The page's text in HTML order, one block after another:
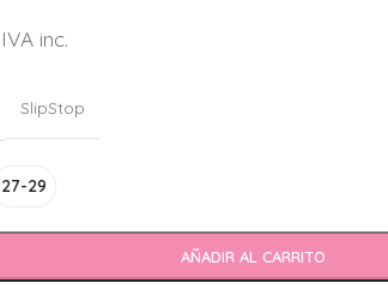
IVA inc.
SlipStop
27-29
AÑADIR AL CARRITO